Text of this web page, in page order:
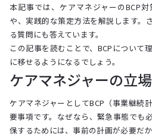
本記事では、ケアマネジャーのBCP
や、実践的な策定方法を解説します。
る質問にも答えています。
この記事を読むことで、BCPについて
に移せるようになるでしょう。
ケアマネジャーの立
ケアマネジャーとしてBCP（事業継続
要事項です。なぜなら、緊急事態でも
保するためには、事前の計画が必要だか